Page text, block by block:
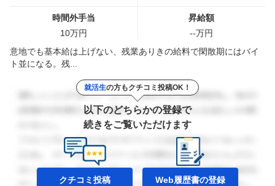
時間外手当
10万円
昇給額
--万円
意地でも基本給は上げない、残業ありきの給料で閑散期にはバイ
ト並になる。残...
就活生の方もクチコミ投稿OK！
以下のどちらかの登録で
続きをご覧いただけます
クチコミ投稿 Web履歴書の登録